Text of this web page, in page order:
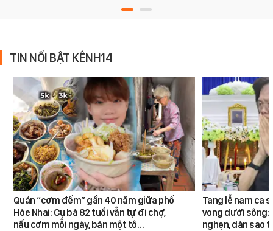
TIN NỔI BẬT KÊNH14
Quán “cơm đếm” gần 40 năm giữa phố
Hòe Nhai: Cụ bà 82 tuổi vẫn tự đi chợ,
nấu cơm mỗi ngày, bán một tô…
Tang lễ nam ca
vong dưới sông:
nghẹn, dàn sao